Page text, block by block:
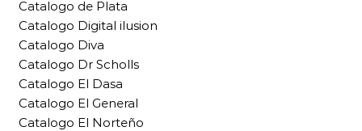
Catalogo de Plata
Catalogo Digital ilusion
Catalogo Diva
Catalogo Dr Scholls
Catalogo El Dasa
Catalogo El General
Catalogo El Norteño